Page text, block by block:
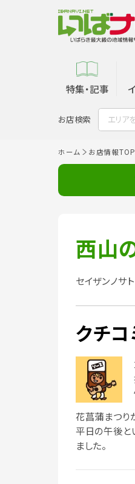
特集・記事
お店検索 エリア
ホーム お店情報TOP
西山
セイザンノサ
クチコ
花菖蒲まつり
平日の午後と
ました。